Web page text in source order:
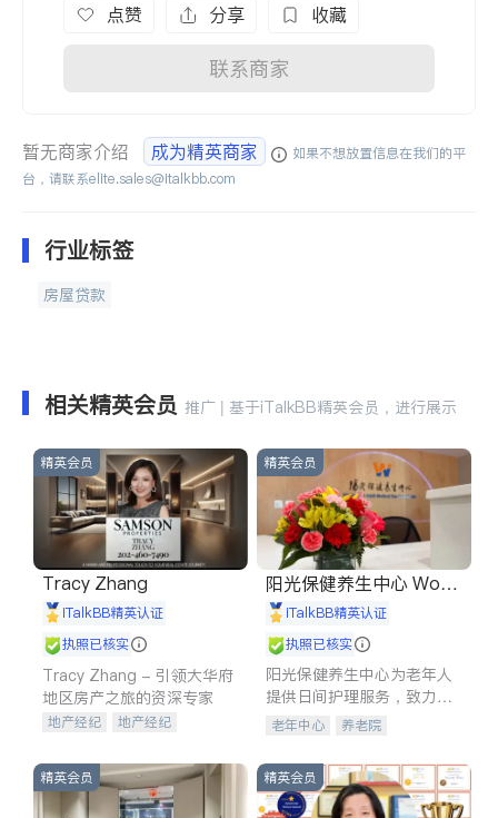
点赞 分享 收藏
联系商家
暂无商家介绍 成为精英商家
如果不想放置信息在我们的平
台，请联系elite.sales@italkbb.com
行业标签
房屋贷款
相关精英会员 推广 | 基于iTalkBB精英会员，进行展示
精英会员
Tracy Zhang
iTalkBB精英认证
执照已核实
Tracy Zhang - 引领大华府
地区房产之旅的资深专家
地产经纪
地产经纪
商铺租售
开发商建商
精英会员
阳光保健养生中心 World
shine
iTalkBB精英认证
执照已核实
阳光保健养生中心为老年人
提供日间护理服务，致力于
通过持续的护理创新来有效
老年中心 养老院
精英会员 精英会员